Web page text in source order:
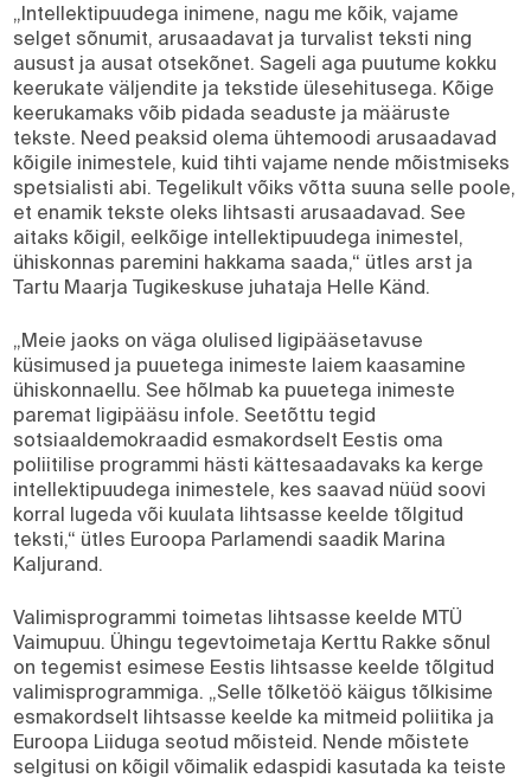
„Intellektipuudega inimene, nagu me kõik, vajame
selget sõnumit, arusaadavat ja turvalist teksti ning
ausust ja ausat otsekõnet. Sageli aga puutume kokku
keerukate väljendite ja tekstide ülesehitusega. Kõige
keerukamaks võib pidada seaduste ja määruste
tekste. Need peaksid olema ühtemoodi arusaadavad
kõigile inimestele, kuid tihti vajame nende mõistmiseks
spetsialisti abi. Tegelikult võiks võtta suuna selle poole,
et enamik tekste oleks lihtsasti arusaadavad. See
aitaks kõigil, eelkõige intellektipuudega inimestel,
ühiskonnas paremini hakkama saada,“ ütles arst ja
Tartu Maarja Tugikeskuse juhataja Helle Känd.
„Meie jaoks on väga olulised ligipääsetavuse
küsimused ja puuetega inimeste laiem kaasamine
ühiskonnaellu. See hõlmab ka puuetega inimeste
paremat ligipääsu infole. Seetõttu tegid
sotsiaaldemokraadid esmakordselt Eestis oma
poliitilise programmi hästi kättesaadavaks ka kerge
intellektipuudega inimestele, kes saavad nüüd soovi
korral lugeda või kuulata lihtsasse keelde tõlgitud
teksti,“ ütles Euroopa Parlamendi saadik Marina
Kaljurand.
Valimisprogrammi toimetas lihtsasse keelde MTÜ
Vaimupuu. Ühingu tegevtoimetaja Kerttu Rakke sõnul
on tegemist esimese Eestis lihtsasse keelde tõlgitud
valimisprogrammiga. „Selle tõlketöö käigus tõlkisime
esmakordselt lihtsasse keelde ka mitmeid poliitika ja
Euroopa Liiduga seotud mõisteid. Nende mõistete
selgitusi on kõigil võimalik edaspidi kasutada ka teiste